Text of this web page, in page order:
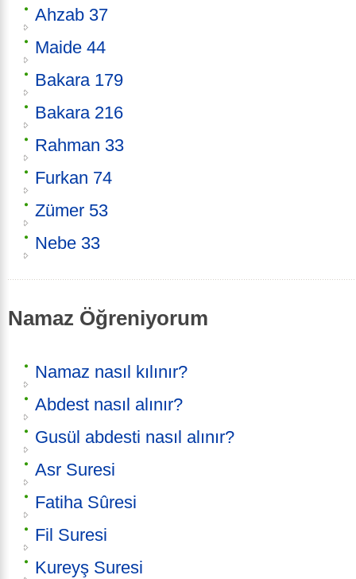
Ahzab 37
Maide 44
Bakara 179
Bakara 216
Rahman 33
Furkan 74
Zümer 53
Nebe 33
Namaz Öğreniyorum
Namaz nasıl kılınır?
Abdest nasıl alınır?
Gusül abdesti nasıl alınır?
Asr Suresi
Fatiha Sûresi
Fil Suresi
Kureyş Suresi